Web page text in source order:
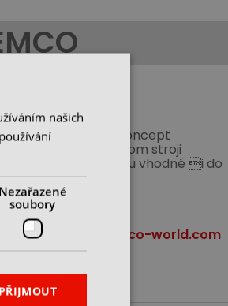
Mají unikátní koncept
systémů na jednom stroji
v Rakousku, jsou vhodné i do
obrábění na CNC.
www.emco-world.com
našich
Nezařazené
soubory